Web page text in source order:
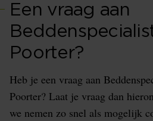
Een vraag aan
Poorter?
Heb je een vraag aan
Poorter? Laat je vraag dan
we nemen zo snel als mogelijk